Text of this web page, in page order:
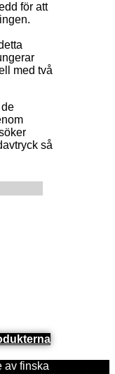
för att
med två
så
av finska